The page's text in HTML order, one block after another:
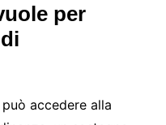
per
accedere alla